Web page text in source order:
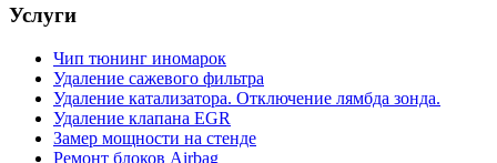
Услуги
Чип тюнинг иномарок
Удаление сажевого фильтра
Удаление катализатора. Отключение лямбда зонда.
Удаление клапана EGR
Замер мощности на стенде
Ремонт блоков Airbag